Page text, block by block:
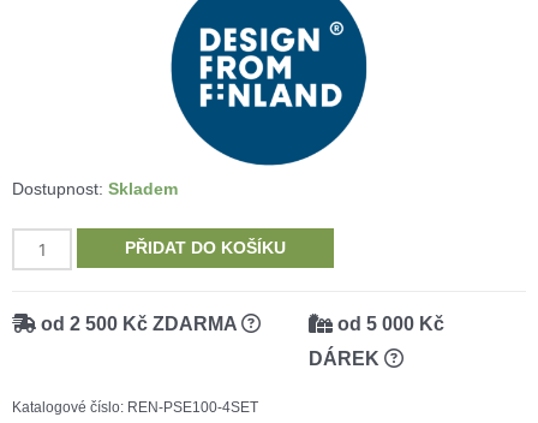
Dostupnost: Skladem
RENTO
dárkové
4x100ml
PŘIDAT DO KOŠÍKU
od 2 500 Kč ZDARMA
od 5 000 Kč
DÁREK
Katalogové číslo: REN-PSE100-4SET